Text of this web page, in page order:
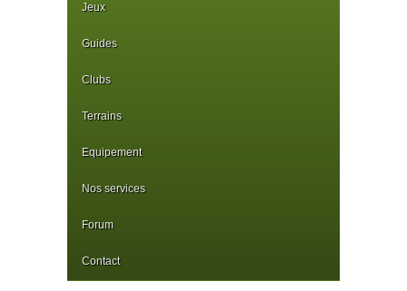
Jeux
Guides
Clubs
Terrains
Equipement
Nos services
Forum
Contact